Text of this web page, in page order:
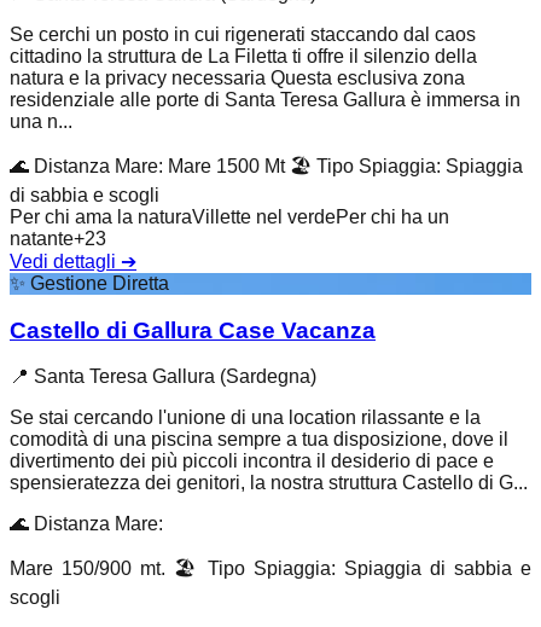
Se cerchi un posto in cui rigenerati staccando dal caos
cittadino la struttura de La Filetta ti offre il silenzio della
natura e la privacy necessaria Questa esclusiva zona
residenziale alle porte di Santa Teresa Gallura è immersa in
una n...
🌊 Distanza Mare: Mare 1500 Mt 🏖️ Tipo Spiaggia: Spiaggia
di sabbia e scogli
Per chi ama la naturaVillette nel verdePer chi ha un
natante+23
Vedi dettagli ➔
✨ Gestione Diretta
Castello di Gallura Case Vacanza
📍 Santa Teresa Gallura (Sardegna)
Se stai cercando l'unione di una location rilassante e la
comodità di una piscina sempre a tua disposizione, dove il
divertimento dei più piccoli incontra il desiderio di pace e
spensieratezza dei genitori, la nostra struttura Castello di G...
🌊 Distanza Mare:
Mare 150/900 mt. 🏖️ Tipo Spiaggia: Spiaggia di sabbia e
scogli